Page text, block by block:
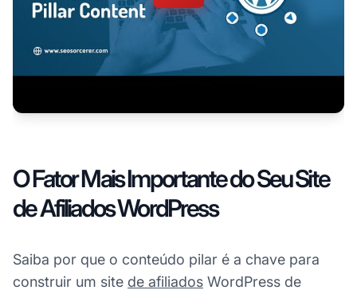
O Fator Mais Importante do Seu Site
de Afiliados WordPress
Saiba por que o conteúdo pilar é a chave para
construir um site de afiliados WordPress de